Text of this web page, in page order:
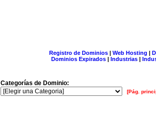
Registro de Dominios| Web Hosting |
Dominios Expirados | Industrias |
Categorías de Dominio:
[Pág.